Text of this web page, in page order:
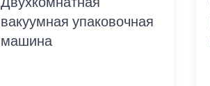
вакуумная упаковочная
машина